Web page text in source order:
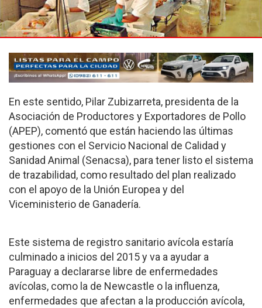
En este sentido, Pilar Zubizarreta, presidenta de la
Asociación de Productores y Exportadores de Pollo
(APEP), comentó que están haciendo las últimas
gestiones con el Servicio Nacional de Calidad y
Sanidad Animal (Senacsa), para tener listo el sistema
de trazabilidad, como resultado del plan realizado
con el apoyo de la Unión Europea y del
Viceministerio de Ganadería.
Este sistema de registro sanitario avícola estaría
culminado a inicios del 2015 y va a ayudar a
Paraguay a declararse libre de enfermedades
avícolas, como la de Newcastle o la influenza,
enfermedades que afectan a la producción avícola,